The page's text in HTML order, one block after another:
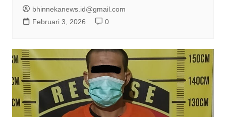
bhinnekanews.id@gmail.com
Februari 3, 2026
0